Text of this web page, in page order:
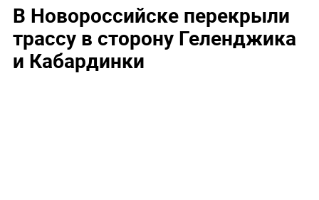
В Новороссийске перекрыли
трассу в сторону Геленджика
и Кабардинки